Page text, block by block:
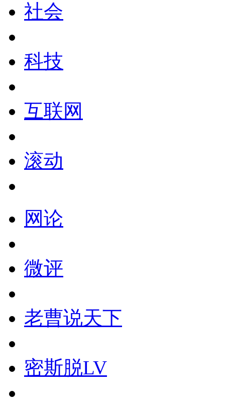
社会
科技
互联网
滚动
网论
微评
老曹说天下
密斯脱LV